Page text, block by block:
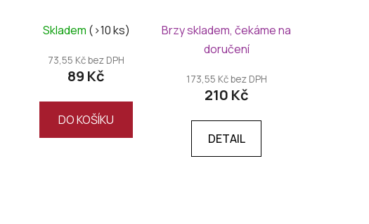
Skladem (>10 ks)
73,55 Kč bez DPH
89 Kč
DO KOŠÍKU
Brzy skladem, čekáme na
doručení
173,55 Kč bez DPH
210 Kč
DETAIL